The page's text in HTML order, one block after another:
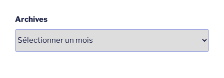
Archives